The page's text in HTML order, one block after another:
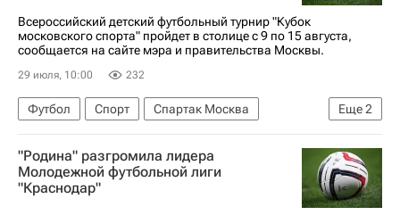
Всероссийский детский футбольный турнир "Кубок
московского спорта" пройдет в столице с 9 по 15 августа,
сообщается на сайте мэра и правительства Москвы.
29 июля, 10:00 232
Еще2
Футбол Спорт
Спартак Москва
Локомотив (Москва)
ПФК ЦСКА
"Родина" разгромила лидера
Молодежной футбольной лиги
"Краснодар"